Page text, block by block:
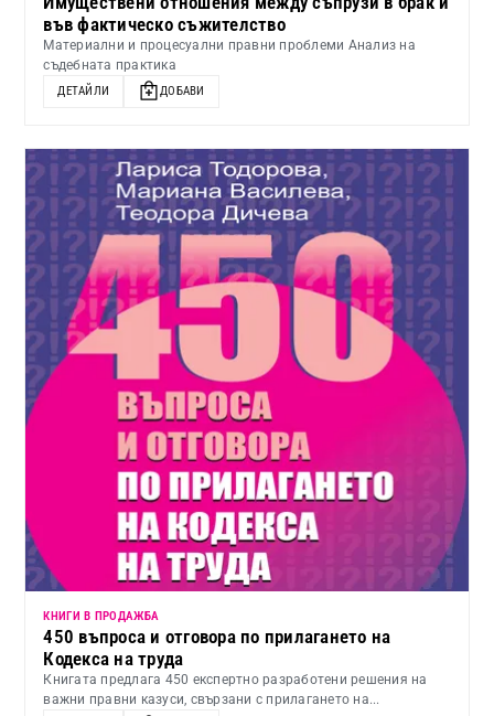
във фактическо съжителство
Материални и процесуални правни проблеми Анализ на
съдебната практика
ДЕТАЙЛИ ДОБАВИ
КНИГИ В ПРОДАЖБА
450 въпроса и отговора по прилагането на
Кодекса на труда
Книгата предлага 450 експертно разработени решения на
важни правни казуси, свързани с прилагането на...